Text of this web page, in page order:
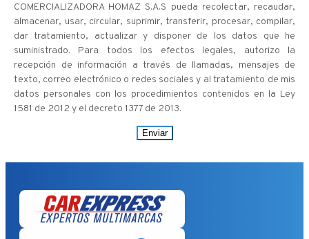
COMERCIALIZADORA HOMAZ S.A.S pueda recolectar, recaudar,
almacenar, usar, circular, suprimir, transferir, procesar, compilar,
dar tratamiento, actualizar y disponer de los datos que he
suministrado. Para todos los efectos legales, autorizo la
recepción de información a través de llamadas, mensajes de
texto, correo electrónico o redes sociales y al tratamiento de mis
datos personales con los procedimientos contenidos en la Ley
1581 de 2012 y el decreto 1377 de 2013.
Enviar